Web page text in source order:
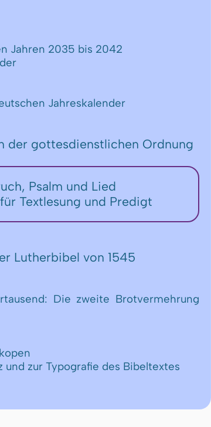
Jahren 2035 bis 2042
Jahreskalender
der gottesdienstlichen Ordnung
Psalm und Lied
Textlesung und Predigt
Lutherbibel von 1545
Die zweite Brotvermehrung
und zur Typografie des Bibeltextes